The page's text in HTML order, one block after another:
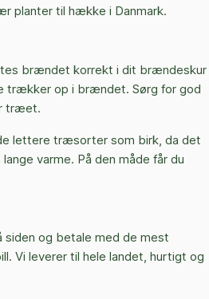
planter til hække i Danmark.
brændet korrekt i dit brændeskur
trækker op i brændet. Sørg for god
træet.
lettere træsorter som birk, da det
varme. På den måde får du
siden og betale med de mest
Vi leverer til hele landet, hurtigt og